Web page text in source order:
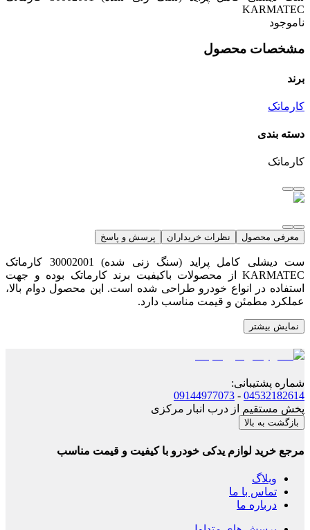
KARMATEC
ناموجود
مشخصات محصول
برند
کارماتک
دسته بندی
کارماتک
معرفی محصول نظرات خریداران پرسش و پاسخ
ست دیشلی کامل پراید (سنگ زنی شده) 30002001 کارماتک
KARMATEC از محصولات باکیفیت برند کارماتک بوده و جهت
استفاده در انواع خودرو طراحی شده است. این محصول دوام بالا،
عملکرد مطمئن و قیمت مناسب دارد.
نمایش بیشتر
شماره پشتیبانی:
04532182614
-
09144977073
پخش مستقیم از درب انبار مرکزی
بازگشت به بالا
مرجع خرید لوازم یدکی خودرو با کیفیت و قیمت مناسب
وبلاگ
تماس با ما
درباره ما